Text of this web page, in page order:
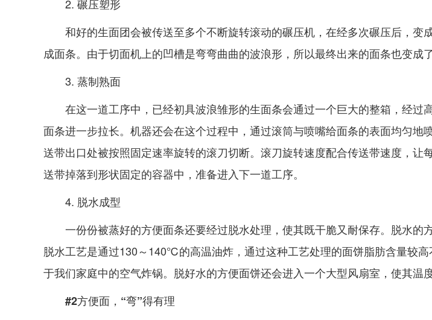
2. 碾压塑形
和好的生面团会被传送至多个不断旋转滚动的碾压机，在经多次碾压后，
成面条。由于切面机上的凹槽是弯弯曲曲的波浪形，所以最终出来的面条也变成
3. 蒸制熟面
在这一道工序中，已经初具波浪雏形的生面条会通过一个巨大的整箱，经
面条进一步拉长。机器还会在这个过程中，通过滚筒与喷嘴给面条的表面均匀
送带出口处被按照固定速率旋转的滚刀切断。滚刀旋转速度配合传送带速度，
送带掉落到形状固定的容器中，准备进入下一道工序。
4. 脱水成型
一份份被蒸好的方便面条还要经过脱水处理，使其既干脆又耐保存。脱水
脱水工艺是通过130～140℃的高温油炸，通过这种工艺处理的面饼脂肪含量较
于我们家庭中的空气炸锅。脱好水的方便面饼还会进入一个大型风扇室，使其温
#2方便面，“弯”得有理